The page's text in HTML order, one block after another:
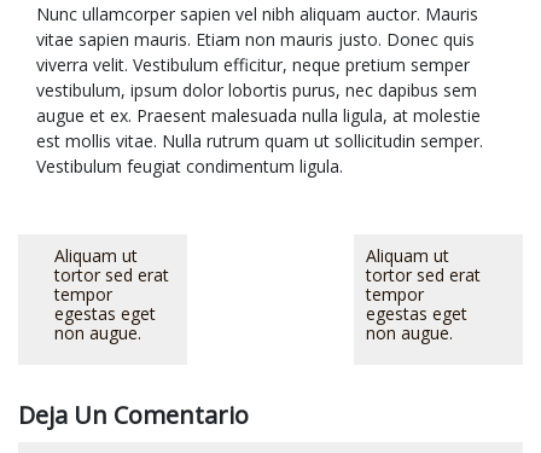
Nunc ullamcorper sapien vel nibh aliquam auctor. Mauris
vitae sapien mauris. Etiam non mauris justo. Donec quis
viverra velit. Vestibulum efficitur, neque pretium semper
vestibulum, ipsum dolor lobortis purus, nec dapibus sem
augue et ex. Praesent malesuada nulla ligula, at molestie
est mollis vitae. Nulla rutrum quam ut sollicitudin semper.
Vestibulum feugiat condimentum ligula.
Aliquam ut
tortor sed erat
tempor
egestas eget
non augue.
Aliquam ut
tortor sed erat
tempor
egestas eget
non augue.
Deja Un Comentario